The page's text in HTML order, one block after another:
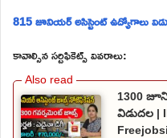
815 జూనియర్ అసిస్టెంట్ ఉద్యోగాలు
కావాల్సిన సర్టిఫికెట్స్ వివరాలు:
1300
విడుదల |